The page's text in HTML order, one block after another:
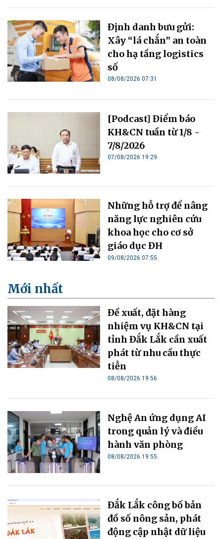
Định danh bưu gửi:
Xây “lá chắn” an toàn
cho hạ tầng logistics
số
08/08/2026 07:31
[Podcast] Điểm báo
KH&CN tuần từ 1/8 -
7/8/2026
07/08/2026 19:29
Những hỗ trợ để nâng
năng lực nghiên cứu
khoa học cho cơ sở
giáo dục ĐH
09/08/2026 07:55
Mới nhất
Đề xuất, đặt hàng
nhiệm vụ KH&CN tại
tỉnh Đắk Lắk cần xuất
phát từ nhu cầu thực
tiễn
08/08/2026 19:56
Nghệ An ứng dụng AI
trong quản lý và điều
hành văn phòng
08/08/2026 19:55
Đắk Lắk công bố bản
đồ số nông sản, phát
động cập nhật dữ liệu